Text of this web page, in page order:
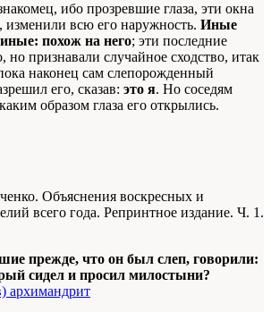
ибо прозревшие глаза, эти окна
изменили всю его наружность. Иные
похож на него; эти последние
но признавали случайное сходство, итак
наконец сам слепорожденный
его, сказав: это я. Но соседям
образом глаза его открылись.
Объяснения воскресных и
всего года. Репринтное издание. Ч. 1.
прежде, что он был слеп, говорили:
сидел и просил милостыни?
архимандрит